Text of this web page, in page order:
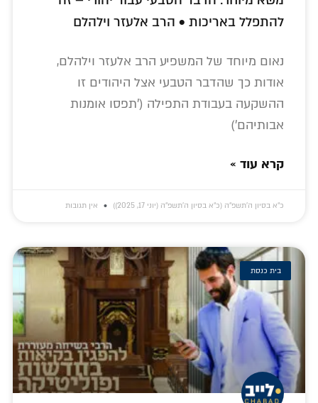
להתפלל באריכות • הרב אלעזר וילהלם
נאום מיוחד של המשפיע הרב אלעזר וילהלם,
אודות כך שהדבר הטבעי אצל היהודים זו
ההשקעה בעבודת התפילה ('תפסו אומנות
אבותיהם')
קרא עוד »
כ״א בסיון ה׳תשפ״ה (כ״א בסיון ה׳תשפ״ה (יוני 17, 2025)) אין תגובות
בית כנסת